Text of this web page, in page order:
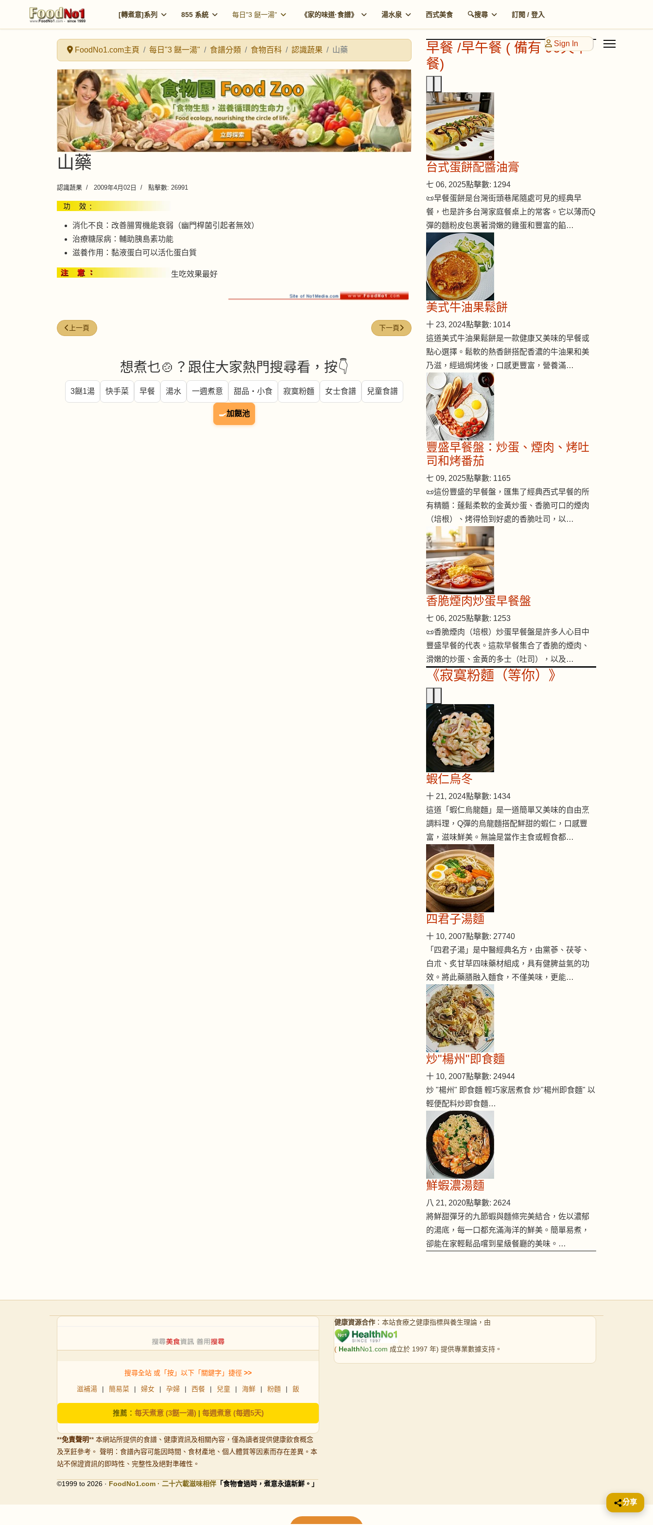
[轉煮意]系列 855 系統 每日"3 餸一湯" 《家的味道·食譜》 湯水泉 西式美食 🔍搜尋 訂閱 / 登入
Sign In
FoodNo1.com主頁 每日"3 餸一湯" 食譜分類 食物百科 認識蔬果 山藥
山藥
認識蔬果 2009年4月02日 點擊數: 26991
消化不良：改善腸胃機能衰弱（幽門桿菌引起者無效）
治療糖尿病：輔助胰島素功能
滋養作用：黏液蛋白可以活化蛋白質
生吃效果最好
上一篇文章: 蘆筍
上一頁 下一篇文章: 白蘿蔔
下一頁
想煮乜🍲？跟住大家熱門搜尋看，按👇
3餸1湯 快手菜 早餐 湯水 一週煮意 甜品・小食 寂寞粉麵 女士食譜 兒童食譜
🍳加餸池
早餐 /早午餐 ( 備有 90天早
餐)
台式蛋餅配醬油膏
七 06, 2025點擊數: 1294
📜早餐蛋餅是台灣街頭巷尾隨處可見的經典早
餐，也是許多台灣家庭餐桌上的常客。它以薄而Q
彈的麵粉皮包裹著滑嫩的雞蛋和豐富的餡…
美式牛油果鬆餅
十 23, 2024點擊數: 1014
這道美式牛油果鬆餅是一款健康又美味的早餐或
點心選擇。鬆軟的熱香餅搭配香濃的牛油果和美
乃滋，經過焗烤後，口感更豐富，營養滿…
豐盛早餐盤：炒蛋、煙肉、烤吐
司和烤番茄
七 09, 2025點擊數: 1165
📜這份豐盛的早餐盤，匯集了經典西式早餐的所
有精髓：蓬鬆柔軟的金黃炒蛋、香脆可口的煙肉
（培根）、烤得恰到好處的香脆吐司，以…
香脆煙肉炒蛋早餐盤
七 06, 2025點擊數: 1253
📜香脆煙肉（培根）炒蛋早餐盤是許多人心目中
豐盛早餐的代表。這款早餐集合了香脆的煙肉、
滑嫩的炒蛋、金黃的多士（吐司），以及…
《寂寞粉麵（等你）》
蝦仁烏冬
十 21, 2024點擊數: 1434
這道「蝦仁烏龍麵」是一道簡單又美味的自由烹
調料理，Q彈的烏龍麵搭配鮮甜的蝦仁，口感豐
富，滋味鮮美。無論是當作主食或輕食都…
四君子湯麵
十 10, 2007點擊數: 27740
「四君子湯」是中醫經典名方，由黨蔘、茯苓、
白朮、炙甘草四味藥材組成，具有健脾益氣的功
效。將此藥膳融入麵食，不僅美味，更能…
炒"楊州"即食麵
十 10, 2007點擊數: 24944
炒 "楊州" 即食麵 輕巧家居煮食 炒"楊州即食麵" 以
輕便配料炒即食麵…
鮮蝦濃湯麵
八 21, 2020點擊數: 2624
將鮮甜彈牙的九節蝦與麵條完美結合，佐以濃郁
的湯底，每一口都充滿海洋的鮮美。簡單易煮，
卻能在家輕鬆品嚐到星級餐廳的美味。…
搜尋全站 或「按」以下「關鍵字」捷徑 >>
滋補湯 | 簡易菜 | 婦女 | 孕婦 | 西餐 | 兒童 | 海鮮 | 粉麵 | 飯
推薦： 每天煮意 (3餸一湯)| 每週煮意 (每週5天)
**免責聲明** 本網站所提供的食譜、健康資訊及相關內容，僅為讀者提供健康飲食概念
及烹飪參考。 聲明：食譜內容可能因時間、食材產地、個人體質等因素而存在差異。本
站不保證資訊的即時性、完整性及絕對準確性。
©1999 to 2026 · FoodNo1.com · 二十六載滋味相伴 「食物會過時，煮意永遠新鮮。」
健康資源合作 ：本站食療之健康指標與養生理論，由
( HealthNo1.com 成立於 1997 年) 提供專業數據支持。
分享